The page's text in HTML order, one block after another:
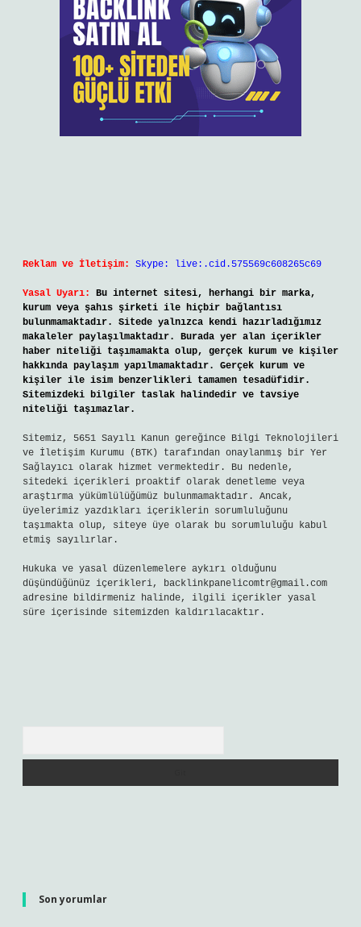
Reklam ve İletişim: Skype: live:.cid.575569c608265c69
Yasal Uyarı:
Bu internet sitesi, herhangi bir marka,
kurum veya şahıs şirketi ile hiçbir bağlantısı
bulunmamaktadır. Sitede yalnızca kendi hazırladığımız
makaleler paylaşılmaktadır. Burada yer alan içerikler
haber niteliği taşımamakta olup, gerçek kurum ve kişiler
hakkında paylaşım yapılmamaktadır. Gerçek kurum ve
kişiler ile isim benzerlikleri tamamen tesadüfidir.
Sitemizdeki bilgiler taslak halindedir ve tavsiye
niteliği taşımazlar.
Sitemiz, 5651 Sayılı Kanun gereğince Bilgi Teknolojileri
ve İletişim Kurumu (BTK) tarafından onaylanmış bir Yer
Sağlayıcı olarak hizmet vermektedir. Bu nedenle,
sitedeki içerikleri proaktif olarak denetleme veya
araştırma yükümlülüğümüz bulunmamaktadır. Ancak,
üyelerimiz yazdıkları içeriklerin sorumluluğunu
taşımakta olup, siteye üye olarak bu sorumluluğu kabul
etmiş sayılırlar.
Hukuka ve yasal düzenlemelere aykırı olduğunu
düşündüğünüz içerikleri, backlinkpanelicomtr@gmail.com
adresine bildirmeniz halinde, ilgili içerikler yasal
süre içerisinde sitemizden kaldırılacaktır.
Son yorumlar